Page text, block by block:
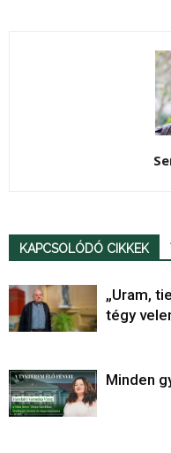
KAPCSOLÓDÓ CIKKEK
„Uram,
tégy
Minden